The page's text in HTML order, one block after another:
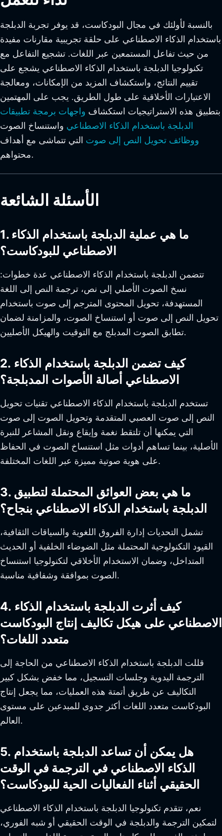
بالنسبة لأولئك في مجال البودكاست، قد يوفر تجربة الدبلجة
باستخدام الذكاء الاصطناعي على حلقة تجريبية مقارنات مفيدة
من حيث تفاعل المستمعين عبر اللغات. تشجيع التفاعل مع
تكنولوجيا الدبلجة باستخدام الذكاء الاصطناعي يشجع على
تقييم النتائج، واستكشاف المزيد من الإمكانات، ومعالجة
الاعتبارات الأخلاقية على طول الطريق. يجب على المهتمين
بتطبيق هذه الاستراتيجيات استكشاف واجهات برمجة تطبيقات
الدبلجة باستخدام الذكاء الاصطناعي واستنساخ الصوت
ووظائف تحويل النص إلى صوت التي تتماشى مع أهداف
محتواهم.
الأسئلة الشائعة
1. ما هي عملية الدبلجة باستخدام الذكاء
الاصطناعي للبودكاست؟
تتضمن الدبلجة باستخدام الذكاء الاصطناعي عدة خطوات:
نسخ الصوت الأصلي إلى نص، ترجمة النص إلى اللغة
المستهدفة، تحويل المحتوى المترجم إلى صوت باستخدام
تحويل النص إلى صوت أو استنساخ الصوت، والمزامنة لضمان
تطابق الصوت المدبلج مع التوقيت والهيكل الأصليين.
2. كيف تضمن الدبلجة باستخدام الذكاء
الاصطناعي أصالة الأصوات المدبلجة؟
تستخدم الدبلجة باستخدام الذكاء الاصطناعي تقنيات تحويل
النص إلى صوت العصبي المتقدمة وتحويل الصوت إلى صوت
التي يمكنها أن تلتقط نغمة وإيقاع ونقل المشاعر للنبرة
الأصلية، بينما تساهم أدوات مثل استنساخ الصوت في الحفاظ
على هوية صوتية مميزة عبر اللغات المختلفة.
3. ما هي بعض العوائق المحتملة لتطبيق
الدبلجة باستخدام الذكاء الاصطناعي بنجاح؟
تشمل التحديات إدارة الفروق اللغوية والسياقات الثقافية،
القيود التكنولوجية المحتملة مثل الضوضاء الخلفية أو الحديث
المتداخل، وضمان الاستخدام الأخلاقي لتكنولوجيا استنساخ
الصوت بموافقة وشفافية مناسبة.
4. كيف أثرت الدبلجة باستخدام الذكاء
الاصطناعي على هيكل تكاليف إنتاج البودكاست
متعدد اللغات؟
قللت الدبلجة باستخدام الذكاء الاصطناعي من الحاجة إلى
الترجمة اليدوية وجلسات التسجيل، مما خفض بشكل كبير
التكاليف عن طريق أتمتة هذه العمليات، مما يجعل إنتاج
البودكاست متعدد اللغات أكثر جدوى للمبدعين على مستوى
العالم.
5. هل يمكن أن تساعد الدبلجة باستخدام
الذكاء الاصطناعي في الترجمة في الوقت
الحقيقي أثناء الفعاليات الحية للبودكاست؟
نعم، تتقدم تكنولوجيا الدبلجة باستخدام الذكاء الاصطناعي
لتمكين الترجمة والدبلجة في الوقت الحقيقي أو شبه الفوري،